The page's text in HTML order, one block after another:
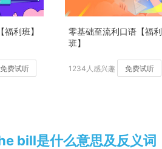
利班】
免费试听
零基础至流利口语【福利
班】
1234人感兴趣 免费试听
bill是什么意思及反义词